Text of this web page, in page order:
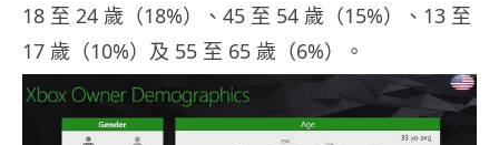
18 至 24 歲（18%）、45 至 54 歲（15%）、13 至
17 歲（10%）及 55 至 65 歲（6%）。